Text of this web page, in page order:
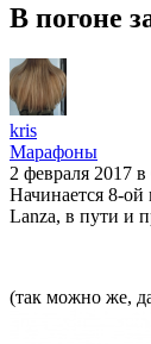
В погоне
kris
Марафоны
2 февраля 2017 в
Начинается 8-
Lanza, в пути и
(так можно же,